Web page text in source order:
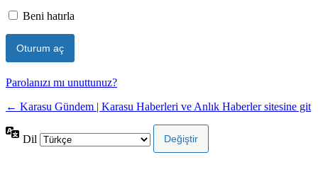
Beni hatırla
Parolanızı mı unuttunuz?
← Karasu Gündem | Karasu Haberleri ve Anlık Haberler sitesine git
Dil